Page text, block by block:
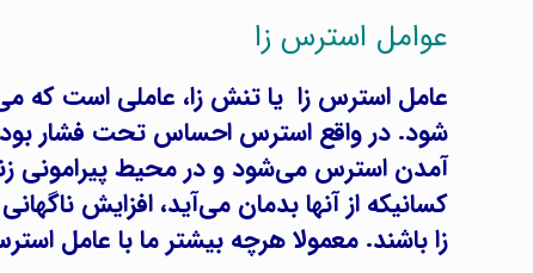
عوامل استرس زا
عامل استرس زا یا تنش زا، عاملی است که
شود. در واقع استرس احساس تحت فشار
آمدن استرس می‌شود و در محیط پیرامونی
کسانیکه از آنها بدمان می‌آید، افزایش
زا باشند. معمولا هرچه بیشتر ما با عامل